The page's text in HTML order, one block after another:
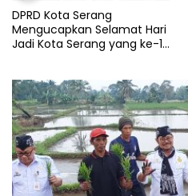
DPRD Kota Serang
Mengucapkan Selamat Hari
Jadi Kota Serang yang ke-19